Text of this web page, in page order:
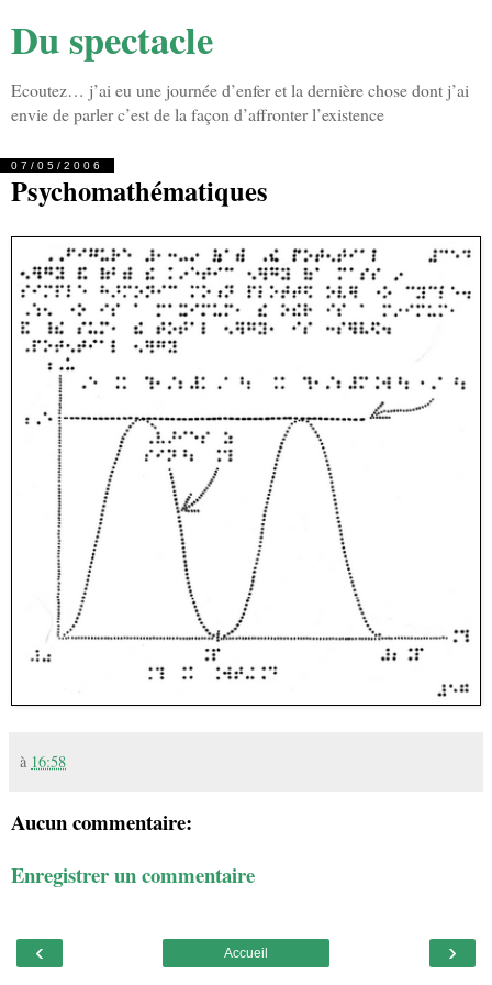
Du spectacle
Ecoutez… j’ai eu une journée d’enfer et la dernière chose dont j’ai
envie de parler c’est de la façon d’affronter l’existence
07/05/2006
Psychomathématiques
à 16:58
Aucun commentaire:
Enregistrer un commentaire
‹ ›
Accueil